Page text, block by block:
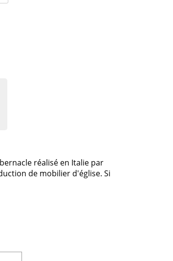
réalisé en Italie par
de mobilier d'église. Si